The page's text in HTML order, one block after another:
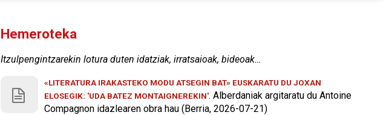
Hemeroteka
Itzulpengintzarekin lotura duten idatziak, irratsaioak, bideoak…
«LITERATURA IRAKASTEKO MODU ATSEGIN BAT» EUSKARATU DU JOXAN
ELOSEGIK: 'UDA BATEZ MONTAIGNEREKIN'. Alberdaniak argitaratu du Antoine
Compagnon idazlearen obra hau (Berria, 2026-07-21)